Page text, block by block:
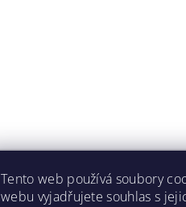
O Beam | Ochrana osobních
Tento web používá soubory
webu vyjadřujete souhlas s